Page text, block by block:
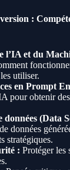
:
l’IA et du
utiliser.
en Prompt
pour obtenir
données (Data
données
stratégiques.
: Protéger les